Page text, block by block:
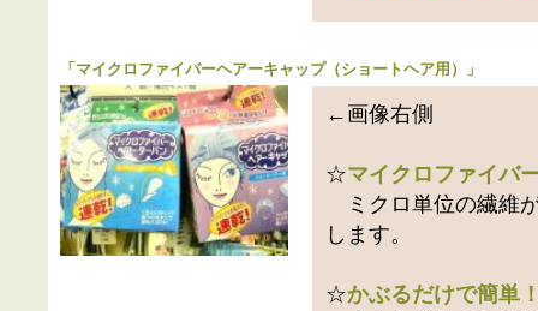
「 マイクロファイバーヘアーキャップ（ショートヘア用） 」
←画像右側
☆マイクロファイバ
ミクロ単位の繊維
します。
☆かぶるだけで簡単